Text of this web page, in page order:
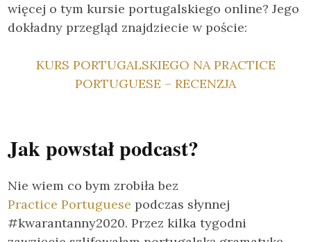
więcej o tym kursie portugalskiego online? Jego
dokładny przegląd znajdziecie w poście:
KURS PORTUGALSKIEGO NA PRACTICE
PORTUGUESE – RECENZJA
Jak powstał podcast?
Nie wiem co bym zrobiła bez
Practice Portuguese podczas słynnej
#kwarantanny2020. Przez kilka tygodni